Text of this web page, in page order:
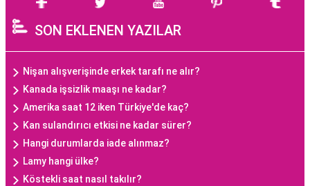
SON EKLENEN YAZILAR
Nişan alışverişinde erkek tarafı ne alır?
Kanada işsizlik maaşı ne kadar?
Amerika saat 12 iken Türkiye'de kaç?
Kan sulandırıcı etkisi ne kadar sürer?
Hangi durumlarda iade alınmaz?
Lamy hangi ülke?
Köstekli saat nasıl takılır?